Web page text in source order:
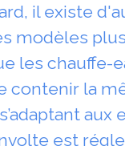
il existe
modèles
les chauffe-
contenir la
aux
est